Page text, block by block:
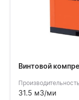
Винтовой
Производительность
31.5 м3/ми